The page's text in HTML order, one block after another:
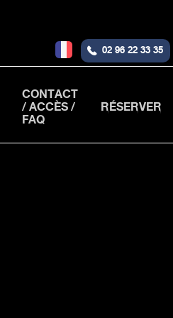
02 96 22 33 35
CONTACT
/ ACCÈS /
FAQ
RÉSERVER